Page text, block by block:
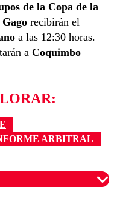
de la Copa de la
recibirán el
a las 12:30 horas.
a Coquimbo
ARBITRAL